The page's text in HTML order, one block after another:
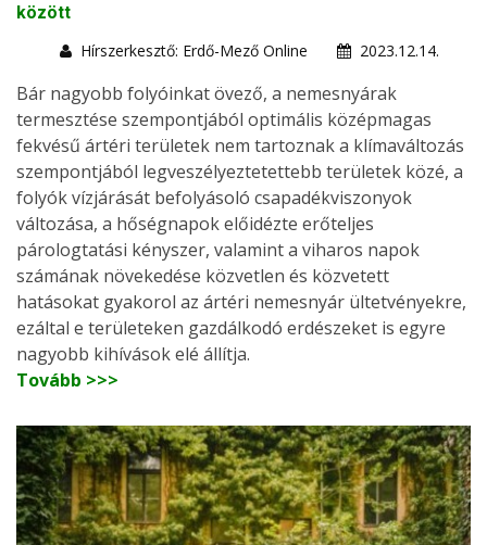
között
Hírszerkesztő: Erdő-Mező Online
2023.12.14.
Bár nagyobb folyóinkat övező, a nemesnyárak
termesztése szempontjából optimális középmagas
fekvésű ártéri területek nem tartoznak a klímaváltozás
szempontjából legveszélyeztetettebb területek közé, a
folyók vízjárását befolyásoló csapadékviszonyok
változása, a hőségnapok előidézte erőteljes
párologtatási kényszer, valamint a viharos napok
számának növekedése közvetlen és közvetett
hatásokat gyakorol az ártéri nemesnyár ültetvényekre,
ezáltal e területeken gazdálkodó erdészeket is egyre
nagyobb kihívások elé állítja.
Tovább >>>